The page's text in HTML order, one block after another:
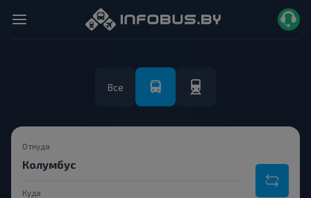
Все
Откуда
Куда